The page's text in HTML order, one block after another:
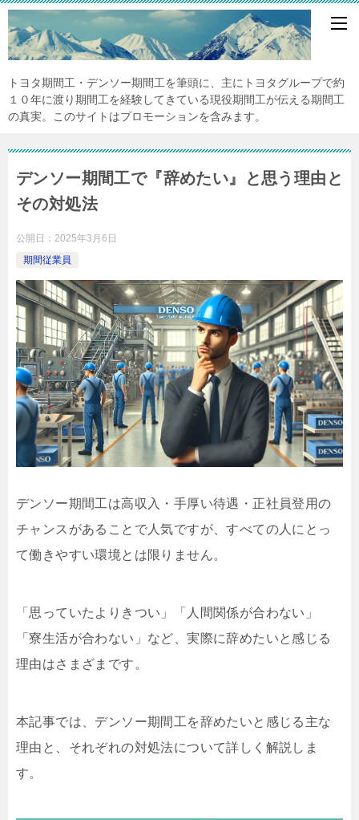
トヨタ期間工・デンソー期間工を筆頭に、主にトヨタグループで約
１０年に渡り期間工を経験してきている現役期間工が伝える期間工
の真実。このサイトはプロモーションを含みます。
デンソー期間工で『辞めたい』と思う理由と
その対処法
公開日： 2025年3月6日
期間従業員
デンソー期間工は高収入・手厚い待遇・正社員登用の
チャンスがあることで人気ですが、すべての人にとっ
て働きやすい環境とは限りません。
「思っていたよりきつい」「人間関係が合わない」
「寮生活が合わない」など、実際に辞めたいと感じる
理由はさまざまです。
本記事では、デンソー期間工を辞めたいと感じる主な
理由と、それぞれの対処法について詳しく解説しま
す。